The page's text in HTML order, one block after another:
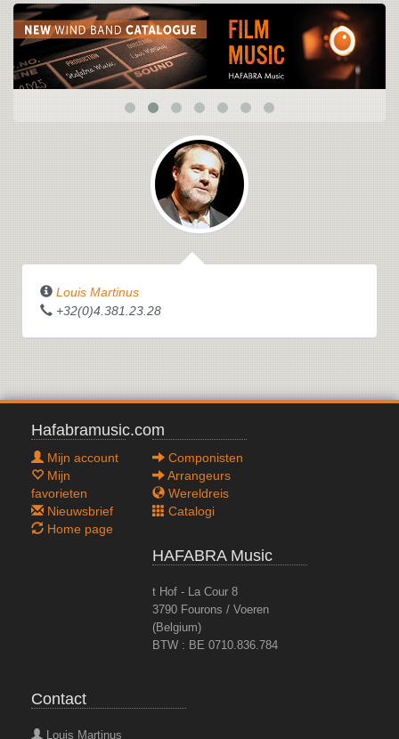
Louis Martinus
+32(0)4.381.23.28
Hafabramusic.com
Mijn account
Mijn
favorieten
Nieuwsbrief
Home page
Componisten
Arrangeurs
Wereldreis
Catalogi
HAFABRA Music
t Hof - La Cour 8
3790 Fourons / Voeren
(Belgium)
BTW : BE 0710.836.784
Contact
Louis Martinus